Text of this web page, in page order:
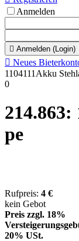
Anmelden
 Anmelden (Login)
 Neues
1104111 Akku
0
pe
Rufpreis: 4 €
kein Gebot
Preis zzgl. 18%
20% USt.